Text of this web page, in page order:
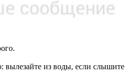
вылезайте из воды, если слышите